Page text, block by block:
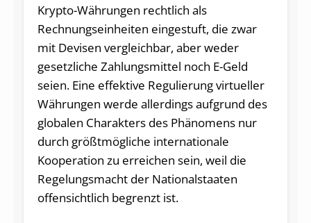
Krypto-Währungen rechtlich als
Rechnungseinheiten eingestuft, die zwar
mit Devisen vergleichbar, aber weder
gesetzliche Zahlungsmittel noch E-Geld
seien. Eine effektive Regulierung virtueller
Währungen werde allerdings aufgrund des
globalen Charakters des Phänomens nur
durch größtmögliche internationale
Kooperation zu erreichen sein, weil die
Regelungsmacht der Nationalstaaten
offensichtlich begrenzt ist.